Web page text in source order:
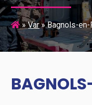
»Var»Bagnols-en-